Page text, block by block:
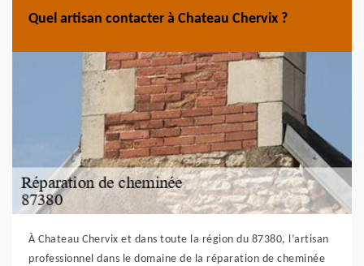
Quel artisan contacter à Chateau Chervix ?
À Chateau Chervix et dans toute la région du 87380, l’artisan
professionnel dans le domaine de la réparation de cheminée